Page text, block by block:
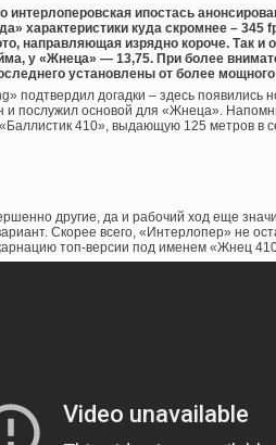
интерлоперовская ипостась
характеристики куда скромнее –
направляющая изрядно короче. Так и
у «Жнеца» — 13,75. При более
установлены от более
подтвердил догадки – здесь появились
и послужил основой для «Жнеца».
410», выдающую 125 метров в
другие, да и рабочий ход еще
Скорее всего, «Интерлопер» не
топ-версии под именем «Жнец